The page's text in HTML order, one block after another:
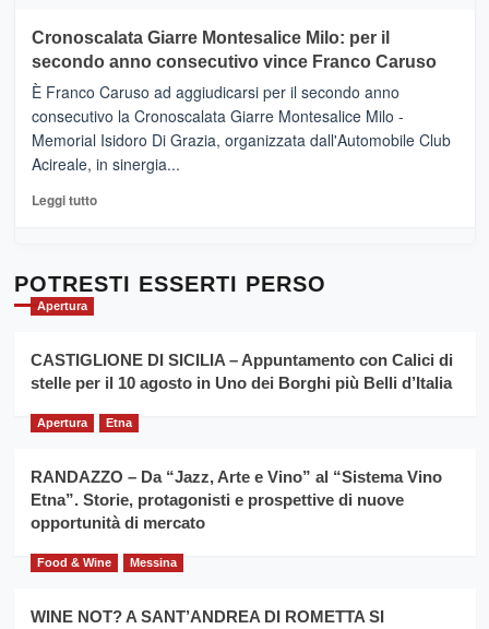
tra
sapori
vicoli
medievali
Mondello
(Palermo)
–
“E
adesso
Pasta
–
Sicilia
l’
evento
la
filiera
grano
Cronoscalata Giarre Montesalice Milo: per il
secondo anno consecutivo vince Franco Caruso
È Franco Caruso ad aggiudicarsi per il secondo anno
consecutivo la Cronoscalata Giarre Montesalice Milo -
Memorial Isidoro Di Grazia, organizzata dall'Automobile Club
Acireale, in sinergia...
Leggi tuttoLeggi
Cronoscalata
per
il
anno
Franco
Caruso
POTRESTI ESSERTI PERSO
Apertura
CASTIGLIONE DI SICILIA – Appuntamento con Calici di
stelle per il 10 agosto in Uno dei Borghi più Belli d’Italia
Apertura Etna
RANDAZZO – Da “Jazz, Arte e Vino” al “Sistema Vino
Etna”. Storie, protagonisti e prospettive di nuove
opportunità di mercato
Food & Wine Messina
WINE NOT? A SANT’ANDREA DI ROMETTA SI